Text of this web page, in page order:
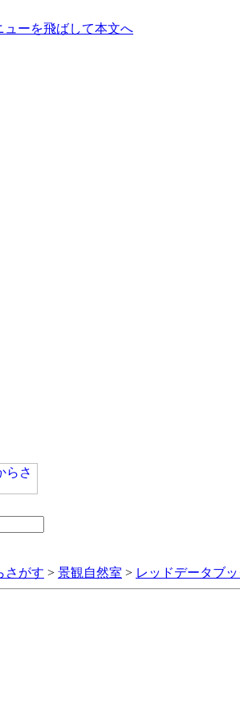
ューを飛ばして本文へ
さがす > 景観自然室 > レッドデータブ